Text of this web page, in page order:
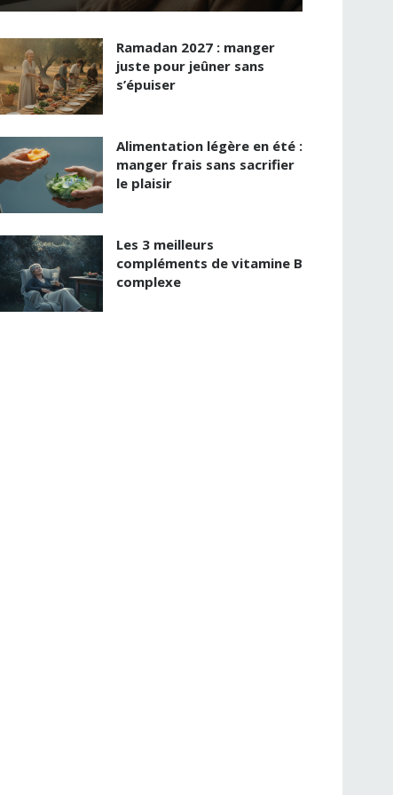
Ramadan 2027 : manger
juste pour jeûner sans
s’épuiser
Alimentation légère en été :
manger frais sans sacrifier
le plaisir
Les 3 meilleurs
compléments de vitamine B
complexe